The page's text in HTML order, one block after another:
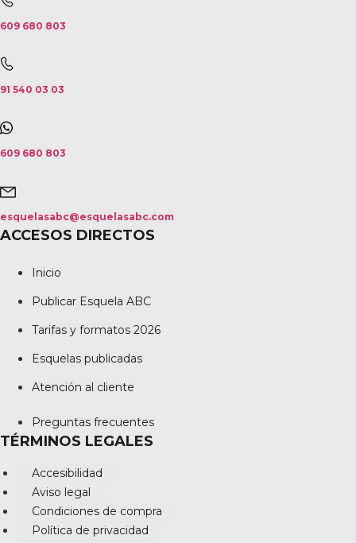
609 680 803
91 540 03 03
609 680 803
esquelasabc@esquelasabc.com
ACCESOS DIRECTOS
Inicio
Publicar Esquela ABC
Tarifas y formatos 2026
Esquelas publicadas
Atención al cliente
Preguntas frecuentes
TÉRMINOS LEGALES
Accesibilidad
Aviso legal
Condiciones de compra
Política de privacidad